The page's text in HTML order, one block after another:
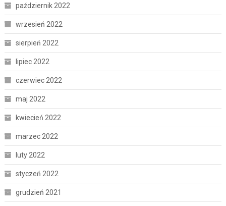
październik 2022
wrzesień 2022
sierpień 2022
lipiec 2022
czerwiec 2022
maj 2022
kwiecień 2022
marzec 2022
luty 2022
styczeń 2022
grudzień 2021